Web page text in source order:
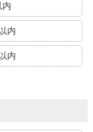
内
内
内